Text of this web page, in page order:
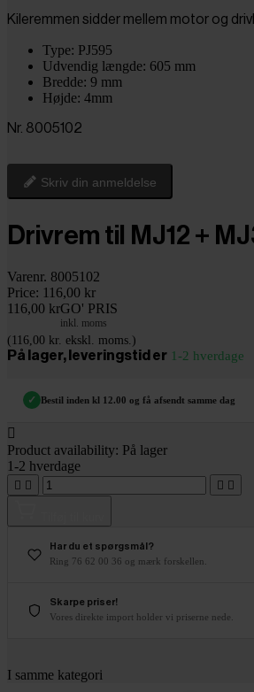
Kileremmen sidder mellem motor og
Type: PJ595
Udvendig længde: 605 mm
Bredde: 9 mm
Højde: 4mm
Nr. 8005102
Skriv din anmeldelse
Drivrem til MJ12 +
Varenr. 8005102
Price: 116,00 kr
116,00 krGO' PRIS
inkl. moms
(116,00 kr. ekskl. moms.)
På lager, leveringstid er 1-2 hverdage
✓ Bestil inden kl 12.00 og få afsendt samme dag

Product availability: På lager
1-2 hverdage
   
Har du et spørgsmål?
Ring 76 62 00 36 og mærk forskellen.
Skarpe priser!
Vores direkte import holder vi priserne nede.
I samme kategori